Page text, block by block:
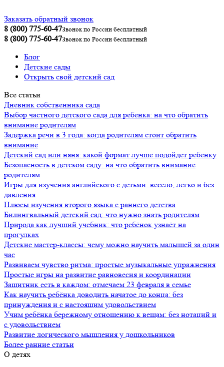
Заказать обратный звонок
8 (800) 775-60-47Звонок по России бесплатный
8 (800) 775-60-47Звонок по России бесплатный
Блог
Детские сады
Открыть свой детский сад
Все статьи
Дневник собственника сада
Выбор частного детского сада для ребенка: на что обратить
внимание родителям
Задержка речи в 3 года: когда родителям стоит обратить
внимание
Детский сад или няня: какой формат лучше подойдет ребенку
Безопасность в детском саду: на что обратить внимание
родителям
Игры для изучения английского с детьми: весело, легко и без
давления
Плюсы изучения второго языка с раннего детства
Билингвальный детский сад: что нужно знать родителям
Природа как лучший учебник: что ребёнок узнаёт на
прогулках
Детские мастер-классы: чему можно научить малышей за один
час
Развиваем чувство ритма: простые музыкальные упражнения
Простые игры на развитие равновесия и координации
Защитник есть в каждом: отмечаем 23 февраля в семье
Как научить ребёнка доводить начатое до конца: без
принуждения и с настоящим удовольствием
Учим ребёнка бережному отношению к вещам: без нотаций и
с удовольствием
Развитие логического мышления у дошкольников
Более ранние статьи
О детях